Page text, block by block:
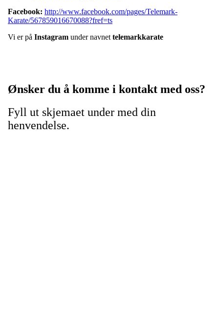
Facebook: http://www.facebook.com/pages/Telemark-
Karate/567859016670088?fref=ts
Vi er på Instagram under navnettelemarkkarate
Ønsker du å komme i kontakt med oss?
Fyll ut skjemaet under med din
henvendelse.